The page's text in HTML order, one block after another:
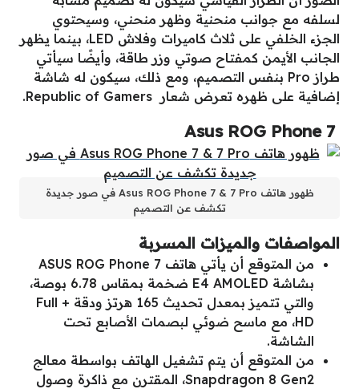
لسلفه مع جوانب منحنية وظهر منحني، وسيحتوي
الجزء الخلفي على ثلاث كاميرات وفلاش LED، بينما يظهر
الجانب الأيمن كمفتاح صوتي وزر طاقة، وأيضًا سيأتي
طراز Pro بنفس التصميم، ومع ذلك، سيكون له شاشة
إضافية على ظهره تعرض شعار Republic of Gamers.
Asus ROG Phone 7
ظهور هاتف Asus ROG Phone 7 & 7 Pro في صور جديدة
تكشف عن التصميم
المواصفات والميزات المسربة
من المتوقع أن يأتي هاتف ASUS ROG Phone 7
بشاشة E4 AMOLED ضخمة بمقاس 6.78 بوصة،
والتي تتميز بمعدل تحديث 165 هرتز ودقة + Full
HD، مع ماسح ضوئي لبصمات الأصابع تحت
الشاشة.
من المتوقع أن يتم تشغيل الهاتف بواسطة معالج
Snapdragon 8 Gen2، المقترن مع ذاكرة وصول